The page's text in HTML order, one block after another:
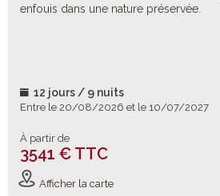
enfouis dans une nature préservée.
12 jours / 9 nuits
Entre le 20/08/2026 et le 10/07/2027
À partir de
3541 € TTC
Afficher la carte